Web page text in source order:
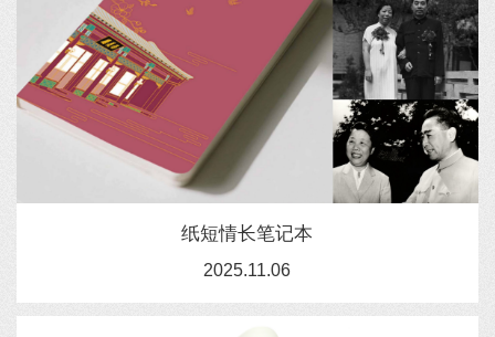
纸短情长笔记本
2025.11.06